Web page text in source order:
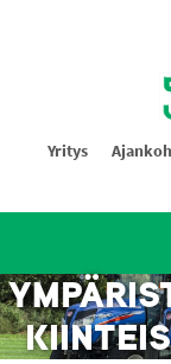
Yritys